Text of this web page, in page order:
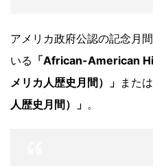
アメリカ政府公認の記念月
いる 「African-American
メリカ人歴史月間）」 または
人歴史月間）」 。